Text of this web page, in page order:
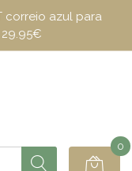
correio azul para
0